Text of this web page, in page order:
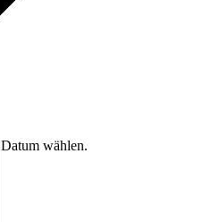
Datum wählen.